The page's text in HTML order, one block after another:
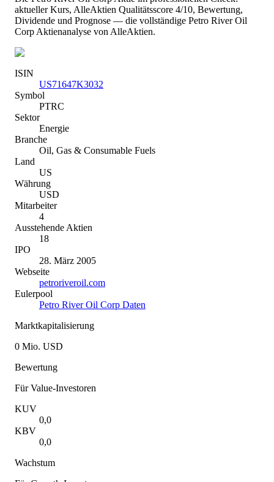
aktueller Kurs, AlleAktien Qualitätsscore 4/10, Bewertung,
Dividende und Prognose — die vollständige Petro River Oil
Corp Aktienanalyse von AlleAktien.
ISIN
US71647K3032
Symbol
PTRC
Sektor
Energie
Branche
Oil, Gas & Consumable Fuels
Land
US
Währung
USD
Mitarbeiter
4
Ausstehende Aktien
18
IPO
28. März 2005
Webseite
petroriveroil.com
Eulerpool
Petro River Oil Corp Daten
Marktkapitalisierung
0 Mio. USD
Bewertung
Für Value-Investoren
KUV
0,0
KBV
0,0
Wachstum